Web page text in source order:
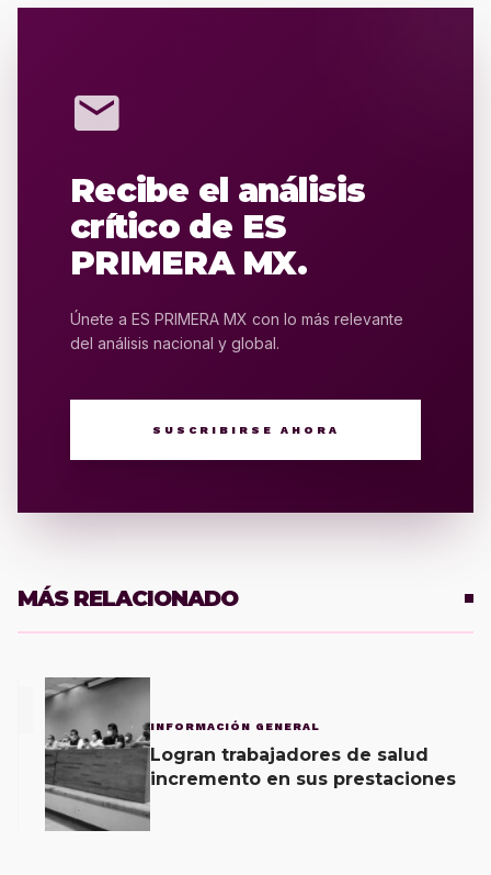
mail
Recibe el análisis
crítico de ES
PRIMERA MX.
Únete a ES PRIMERA MX con lo más relevante
del análisis nacional y global.
SUSCRIBIRSE AHORA
MÁS RELACIONADO
INFORMACIÓN GENERAL
Logran trabajadores de salud
incremento en sus prestaciones